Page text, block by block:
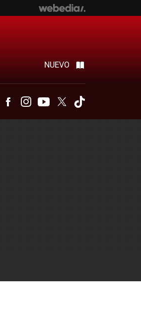
NUEVO
TelegramFacebookInstagramYoutubeTwitter